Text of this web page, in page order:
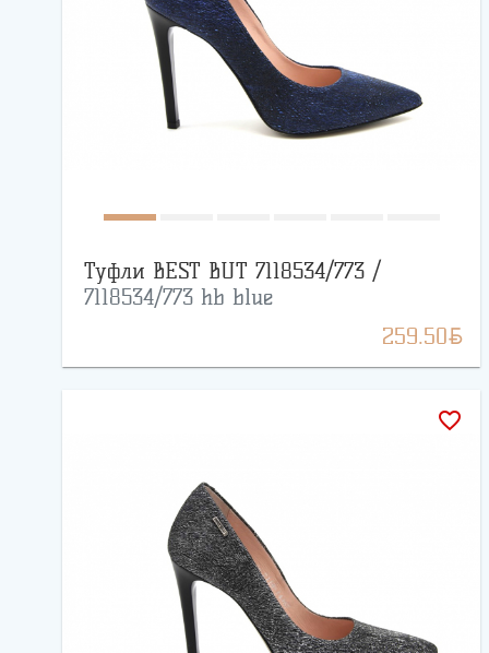
Туфли BEST BUT 7118534/773 /
7118534/773 hb blue
259.50BYN
favorite_border